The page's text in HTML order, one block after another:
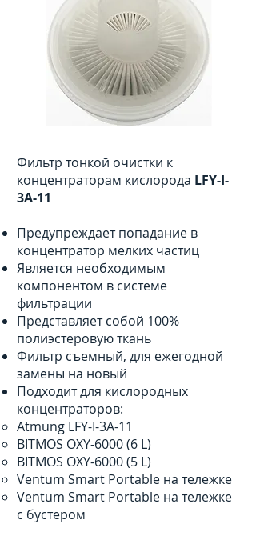
Фильтр тонкой очистки к
концентраторам кислорода LFY-I-
3A-11
Предупреждает попадание в
концентратор мелких частиц
Является необходимым
компонентом в системе
фильтрации
Представляет собой 100%
полиэстеровую ткань
Фильтр съемный, для ежегодной
замены на новый
Подходит для кислородных
концентраторов:
Atmung LFY-I-3A-11
BITMOS OXY-6000 (6 L)
BITMOS OXY-6000 (5 L)
Ventum Smart Portable на тележке
Ventum Smart Portable на тележке
с бустером